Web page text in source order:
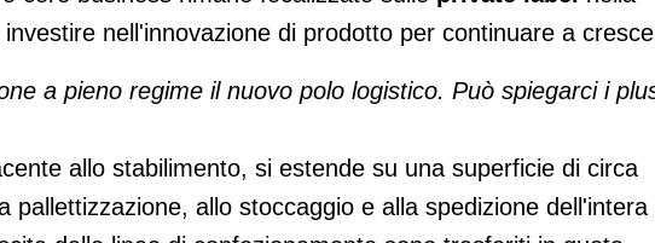
nell'innovazione di prodotto per continuare a
a pieno regime il nuovo polo logistico. Può spiegarci i
allo stabilimento, si estende su una superficie di circa
pallettizzazione, allo stoccaggio e alla spedizione dell'intera